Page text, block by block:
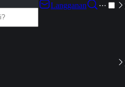
Langganan
···